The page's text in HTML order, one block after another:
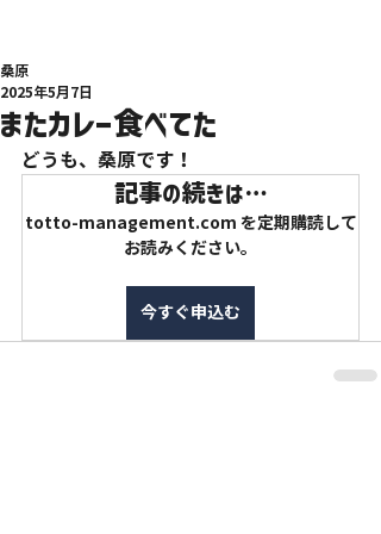
またカレー食べてた
桑原
2025年5月7日
どうも、桑原です！
記事の続きは…
totto-management.com を定期購読して
お読みください。
今すぐ申込む